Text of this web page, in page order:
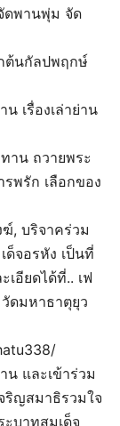
ดพานพุ่ม จัด
ต้นกัลปพฤกษ์
เรื่องเล่าย่าน
าน ถวายพระ
พรัก เลือกของ
, บริจาคร่วม
จอรหัง เป็นที่
เอียดได้ที่.. เฟ
ดมหาธาตุยุว
และเข้าร่วม
ริญสมาธิรวมใจ
บาทสมเด็จ